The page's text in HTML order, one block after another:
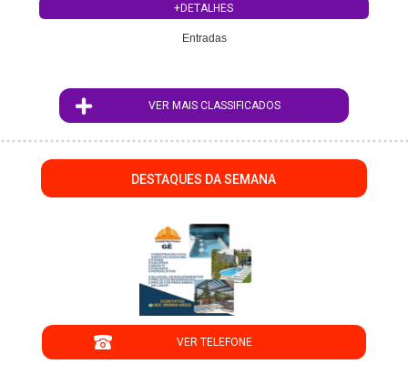
+DETALHES
Entradas
VER MAIS CLASSIFICADOS
DESTAQUES DA SEMANA
VER TELEFONE